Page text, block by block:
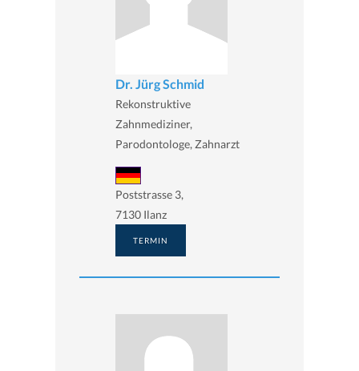
Dr. Jürg Schmid
Rekonstruktive
Zahnmediziner,
Parodontologe, Zahnarzt
Poststrasse 3,
7130 Ilanz
TERMIN